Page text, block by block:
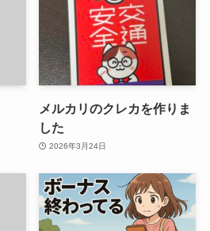
メルカリのクレカを作りま
した
2026年3月24日